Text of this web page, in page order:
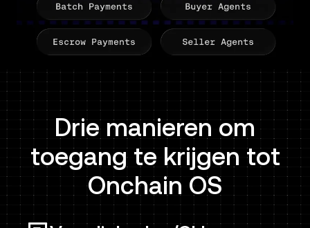
Drie manieren om
toegang te krijgen tot
Onchain OS